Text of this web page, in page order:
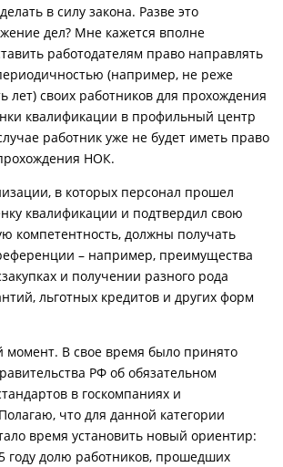
в силу закона. Разве это
дел? Мне кажется вполне
работодателям право направлять
(например, не реже
лет) своих работников для прохождения
квалификации в профильный центр
работник уже не будет иметь право
НОК.
в которых персонал прошел
квалификации и подтвердил свою
компетентность, должны получать
– например, преимущества
и получении разного рода
льготных кредитов и других форм
В свое время было принято
РФ об обязательном
в госкомпаниях и
что для данной категории
время установить новый ориентир:
году долю работников, прошедших